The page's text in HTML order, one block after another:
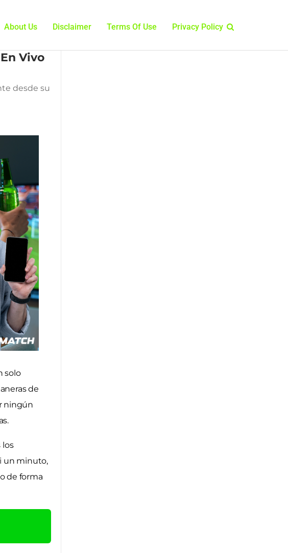
About Us Disclaimer Terms Of Use Privacy Policy
Vivo
desde su
solo
de
ningún
los
un minuto,
de forma